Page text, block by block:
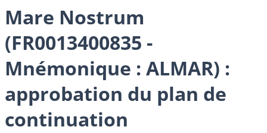
Mare Nostrum
(FR0013400835 -
Mnémonique : ALMAR) :
approbation du plan de
continuation